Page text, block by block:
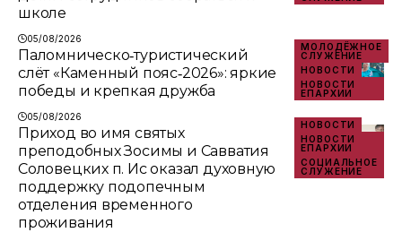
школе
05/08/2026
МОЛОДЁЖНОЕ
СЛУЖЕНИЕ
НОВОСТИ
НОВОСТИ
ЕПАРХИИ
Паломническо‑туристический
слёт «Каменный пояс‑2026»: яркие
победы и крепкая дружба
05/08/2026
НОВОСТИ
НОВОСТИ
ЕПАРХИИ
СОЦИАЛЬНОЕ
СЛУЖЕНИЕ
Приход во имя святых
преподобных Зосимы и Савватия
Соловецких п. Ис оказал духовную
поддержку подопечным
отделения временного
проживания